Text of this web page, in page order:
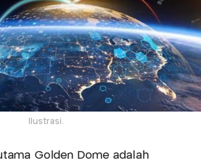
Ilustrasi.
Golden Dome adalah